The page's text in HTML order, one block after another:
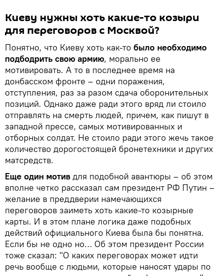
Киеву нужны хоть какие-то козыри
для переговоров с Москвой?
Понятно, что Киеву хоть как-то было необходимо
подбодрить свою армию, морально ее
мотивировать. А то в последнее время на
донбасском фронте – одни поражения,
отступления, раз за разом сдача оборонительных
позиций. Однако даже ради этого вряд ли стоило
отправлять на смерть людей, причем, как пишут в
западной прессе, самых мотивированных и
отборных солдат. Не стоило ради этого жечь такое
количество дорогостоящей бронетехники и других
матсредств.
Еще один мотив для подобной авантюры – об этом
вполне четко рассказал сам президент РФ Путин –
желание в преддверии намечающихся
переговоров заиметь хоть какие-то козырные
карты. И в этом плане логика даже подобных
действий официального Киева была бы понятна.
Если бы не одно но… Об этом президент России
тоже сказал: "О каких переговорах может идти
речь вообще с людьми, которые наносят удары по